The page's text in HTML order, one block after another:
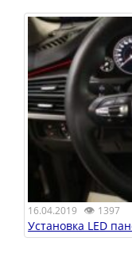
16.04.2019 👁 1397
Установка LED